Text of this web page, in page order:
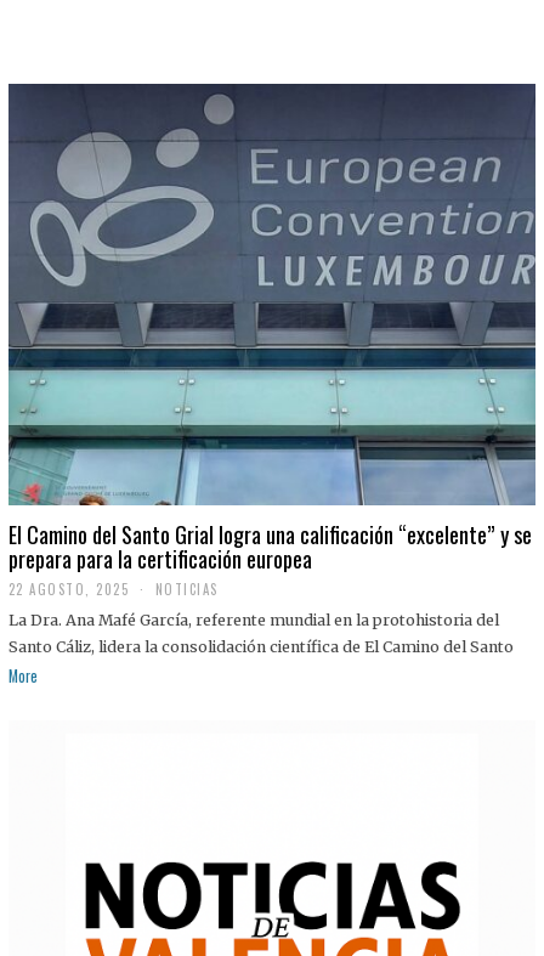
El Camino del Santo Grial logra una calificación “excelente” y se
prepara para la certificación europea
22 AGOSTO, 2025
2
A
G
NOTICIAS
La Dra. Ana Mafé García, referente mundial en la protohistoria del
Santo Cáliz, lidera la consolidación científica de El Camino del Santo
More